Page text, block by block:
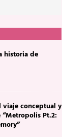
historia de
viaje conceptual y
Pt.2: